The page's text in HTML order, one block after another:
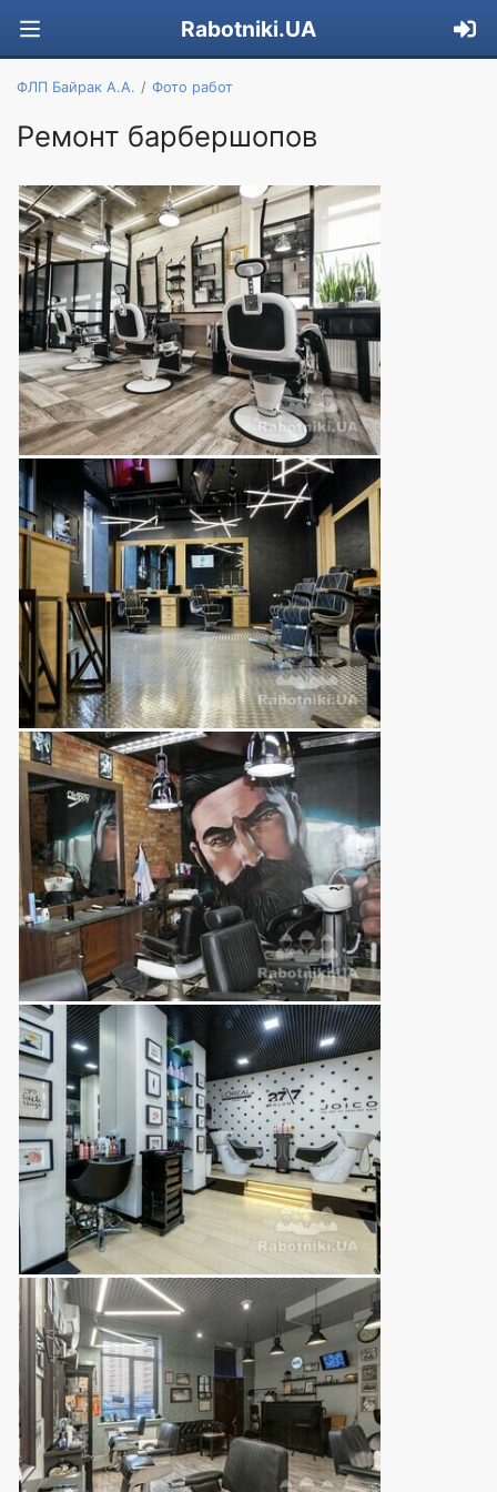
Rabotniki.UA
ФЛП Байрак А.А. Фото работ
Ремонт барбершопов